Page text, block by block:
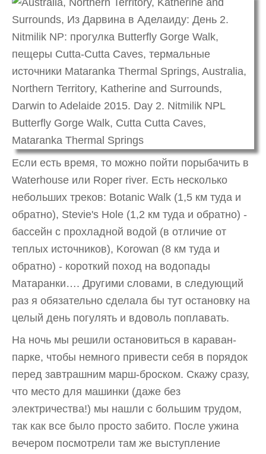
Если есть время, то можно пойти порыбачить в
Waterhouse или Roper river. Есть несколько
небольших треков: Botanic Walk (1,5 км туда и
обратно), Stevie's Hole (1,2 км туда и обратно) -
бассейн с прохладной водой (в отличие от
теплых источников), Korowan (8 км туда и
обратно) - короткий поход на водопады
Матаранки…. Другими словами, в следующий
раз я обязательно сделала бы тут остановку на
целый день погулять и вдоволь поплавать.
На ночь мы решили остановиться в караван-
парке, чтобы немного привести себя в порядок
перед завтрашним марш-броском. Скажу сразу,
что место для машинки (даже без
электричества!) мы нашли с большим трудом,
так как все было просто забито. После ужина
вечером посмотрели там же выступление